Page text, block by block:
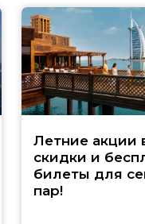
Летние акции
скидки и
билеты для
пар!